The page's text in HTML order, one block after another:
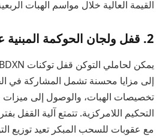
القيمة العالية خلال مواسم الهبات
2. قفل ولجان الحوكمة المبنية على الالعاب
إلى مزايا محسنة تشمل المشاركة في
تخصيصات الهبات، والوصول إلى
مع عقوبات للسحب المبكر تعيد توزيع